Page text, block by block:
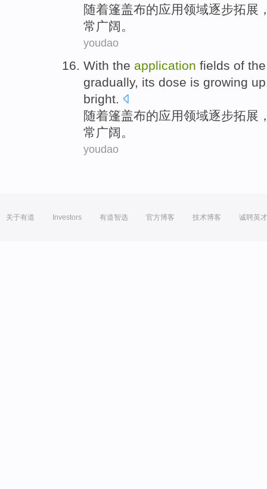
随着篷盖布的应用领域逐步拓展
常 广阔。
youdao
With the application fields of the
gradually, its dose is growing
bright.
随着篷盖布的应用领域逐步拓展
常 广阔。
youdao
关于有道 Investors 有道智选 官方博客 技术博客 诚聘英才